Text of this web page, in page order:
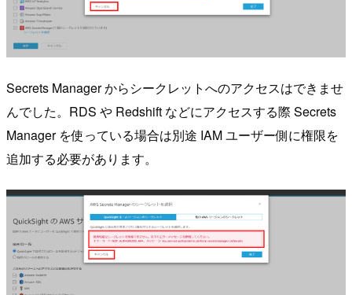
Secrets Manager からシークレットへのアクセスはできませ
んでした。RDS や Redshift などにアクセスする際 Secrets
Manager を使っている場合は別途 IAM ユーザー側に権限を
追加する必要があります。